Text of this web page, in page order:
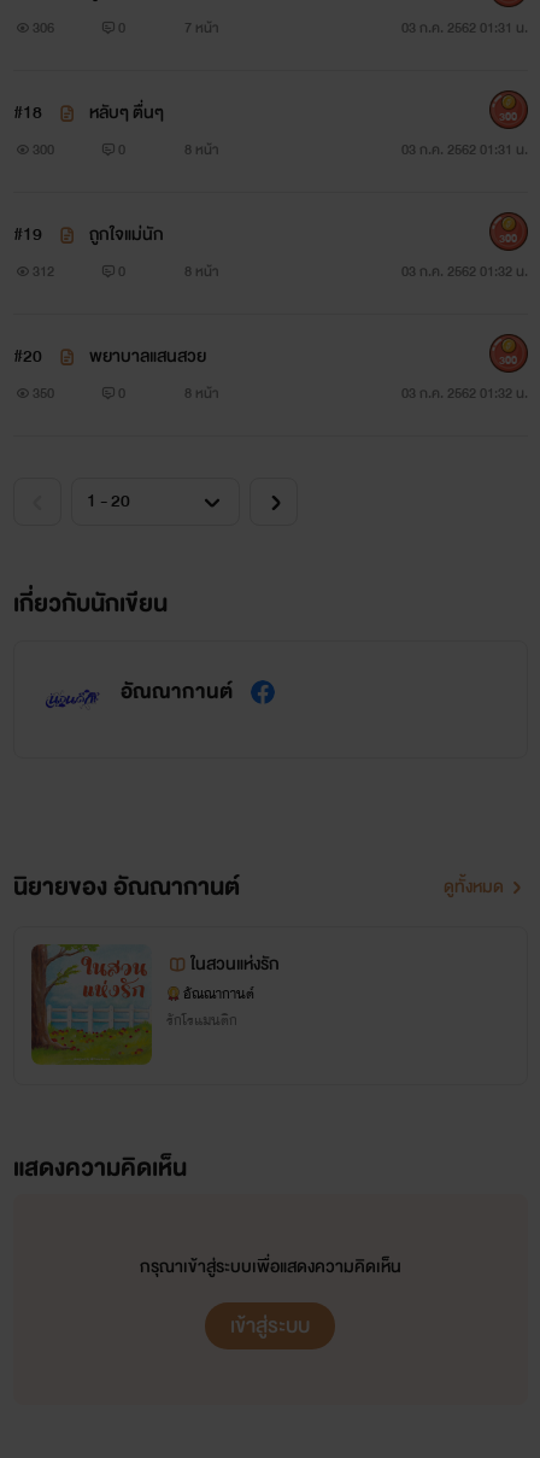
306 0 7 หน้า 03 ก.ค. 2562 01:31 น.
#18 หลับๆ ตื่นๆ
300 0 8 หน้า 03 ก.ค. 2562 01:31 น.
300
#19 ถูกใจแม่นัก
312 0 8 หน้า 03 ก.ค. 2562 01:32 น.
300
#20 พยาบาลแสนสวย
350 0 8 หน้า 03 ก.ค. 2562 01:32 น.
300
เกี่ยวกับนักเขียน
อัณณากานต์
นิยายของ อัณณากานต์ ดูทั้งหมด
ในสวนแห่งรัก
อัณณากานต์
รักโรแมนติก
แสดงความคิดเห็น
กรุณาเข้าสู่ระบบเพื่อแสดงความคิดเห็น
เข้าสู่ระบบ